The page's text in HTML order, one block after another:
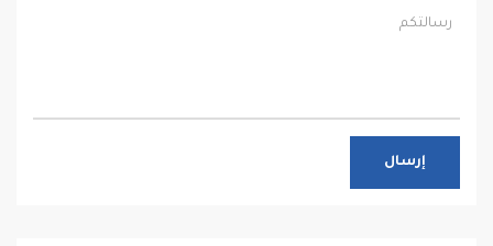
إرسال